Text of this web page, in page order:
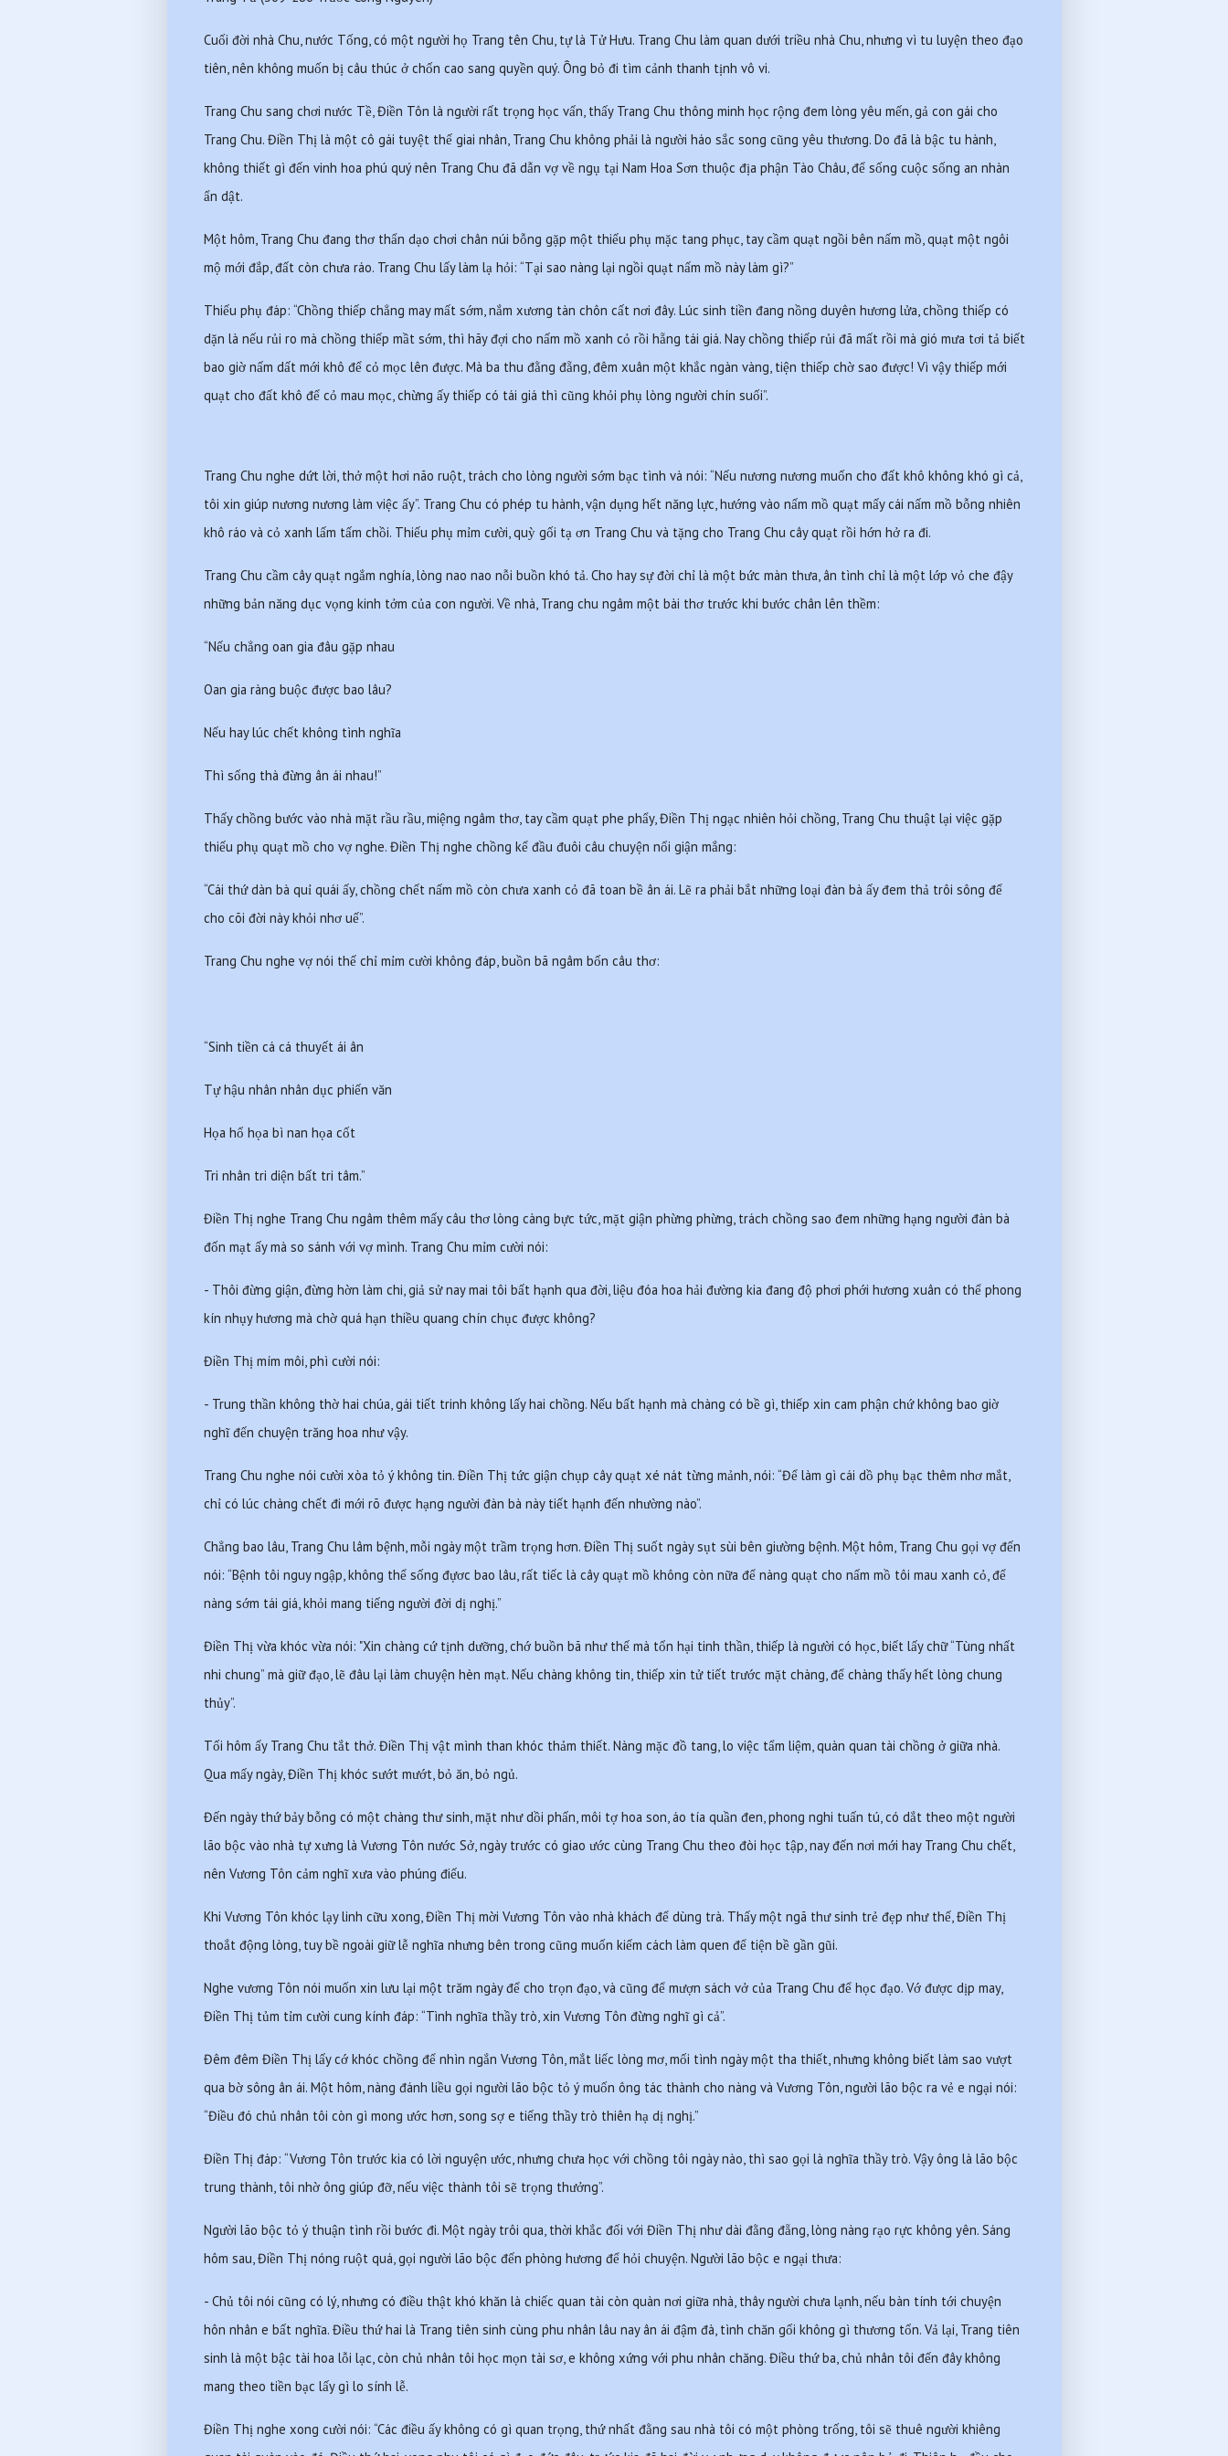
Cuối đời nhà Chu, nước Tống, có một người họ Trang tên Chu, tự là Tử Hưu. Trang Chu làm quan dưới triều nhà Chu, nhưng vì tu luyện theo đạo
tiên, nên không muốn bị câu thúc ở chốn cao sang quyền quý. Ông bỏ đi tìm cảnh thanh tịnh vô vi.
Trang Chu sang chơi nước Tề, Điền Tôn là người rất trọng học vấn, thấy Trang Chu thông minh học rộng đem lòng yêu mến, gả con gái cho
Trang Chu. Điền Thị là một cô gái tuyệt thế giai nhân, Trang Chu không phải là người háo sắc song cũng yêu thương. Do đã là bậc tu hành,
không thiết gì đến vinh hoa phú quý nên Trang Chu đã dẫn vợ về ngụ tại Nam Hoa Sơn thuộc địa phận Tào Châu, để sống cuộc sống an nhàn
ẩn dật.
Một hôm, Trang Chu đang thơ thẩn dạo chơi chân núi bỗng gặp một thiếu phụ mặc tang phục, tay cầm quạt ngồi bên nấm mồ, quạt một ngôi
mộ mới đắp, đất còn chưa ráo. Trang Chu lấy làm lạ hỏi: “Tại sao nàng lại ngồi quạt nấm mồ này làm gì?”
Thiếu phụ đáp: “Chồng thiếp chẳng may mất sớm, nắm xương tàn chôn cất nơi đây. Lúc sinh tiền đang nồng duyên hương lửa, chồng thiếp có
dặn là nếu rủi ro mà chồng thiếp mầt sớm, thì hãy đợi cho nấm mồ xanh cỏ rồi hẵng tái giá. Nay chồng thiếp rủi đã mất rồi mà gió mưa tơi tả biết
bao giờ nấm dất mới khô để cỏ mọc lên được. Mà ba thu đằng đẵng, đêm xuân một khắc ngàn vàng, tiện thiếp chờ sao được! Vì vậy thiếp mới
quạt cho đất khô để cỏ mau mọc, chừng ấy thiếp có tái giá thì cũng khỏi phụ lòng người chín suối”.
Trang Chu nghe dứt lời, thở một hơi não ruột, trách cho lòng người sớm bạc tình và nói: “Nếu nương nương muốn cho đất khô không khó gì cả,
tôi xin giúp nương nương làm việc ấy”. Trang Chu có phép tu hành, vận dụng hết năng lực, hướng vào nấm mồ quạt mấy cái nấm mồ bỗng nhiên
khô ráo và cỏ xanh lấm tấm chồi. Thiếu phụ mỉm cười, quỳ gối tạ ơn Trang Chu và tặng cho Trang Chu cây quạt rồi hớn hở ra đi.
Trang Chu cầm cây quạt ngắm nghía, lòng nao nao nỗi buồn khó tả. Cho hay sự đời chỉ là một bức màn thưa, ân tình chỉ là một lớp vỏ che đậy
những bản năng dục vọng kinh tởm của con người. Về nhà, Trang chu ngâm một bài thơ trước khi bước chân lên thềm:
“Nếu chẳng oan gia đâu gặp nhau
Oan gia ràng buộc được bao lâu?
Nếu hay lúc chết không tình nghĩa
Thì sống thà đừng ân ái nhau!”
Thấy chồng bước vào nhà mặt rầu rầu, miệng ngâm thơ, tay cầm quạt phe phẩy, Điền Thị ngạc nhiên hỏi chồng, Trang Chu thuật lại việc gặp
thiếu phụ quạt mồ cho vợ nghe. Điền Thị nghe chồng kể đầu đuôi câu chuyện nổi giận mắng:
“Cái thứ dàn bà quỉ quái ấy, chồng chết nấm mồ còn chưa xanh cỏ đã toan bề ân ái. Lẽ ra phải bắt những loại đàn bà ấy đem thả trôi sông để
cho cõi đời này khỏi nhơ uế”.
Trang Chu nghe vợ nói thế chỉ mỉm cười không đáp, buồn bã ngâm bốn câu thơ:
“Sinh tiền cá cá thuyết ái ân
Tự hậu nhân nhân dục phiến văn
Họa hổ họa bì nan họa cốt
Tri nhân tri diện bất tri tâm.”
Điền Thị nghe Trang Chu ngâm thêm mấy câu thơ lòng càng bực tức, mặt giận phừng phừng, trách chồng sao đem những hạng người đàn bà
đốn mạt ấy mà so sánh với vợ mình. Trang Chu mỉm cười nói:
- Thôi đừng giận, đừng hờn làm chi, giả sử nay mai tôi bất hạnh qua đời, liệu đóa hoa hải đường kia đang độ phơi phới hương xuân có thể phong
kín nhụy hương mà chờ quá hạn thiều quang chín chục được không?
Điền Thị mím môi, phì cười nói:
- Trung thần không thờ hai chúa, gái tiết trinh không lấy hai chồng. Nếu bất hạnh mà chàng có bề gì, thiếp xin cam phận chứ không bao giờ
nghĩ đến chuyện trăng hoa như vậy.
Trang Chu nghe nói cười xòa tỏ ý không tin. Điền Thị tức giận chụp cây quạt xé nát từng mảnh, nói: “Để làm gì cái dồ phụ bạc thêm nhơ mắt,
chỉ có lúc chàng chết đi mới rõ được hạng người đàn bà này tiết hạnh đến nhường nào”.
Chẳng bao lâu, Trang Chu lâm bệnh, mỗi ngày một trầm trọng hơn. Điền Thị suốt ngày sụt sùi bên giường bệnh. Một hôm, Trang Chu gọi vợ đến
nói: “Bệnh tôi nguy ngập, không thể sống đựơc bao lâu, rất tiếc là cây quạt mồ không còn nữa để nàng quạt cho nấm mồ tôi mau xanh cỏ, để
nàng sớm tái giá, khỏi mang tiếng người đời dị nghị.”
Điền Thị vừa khóc vừa nói: "Xin chàng cứ tịnh dưỡng, chớ buồn bã như thế mà tổn hại tinh thần, thiếp là người có học, biết lấy chữ “Tùng nhất
nhi chung” mà giữ đạo, lẽ đâu lại làm chuyện hèn mạt. Nếu chàng không tin, thiếp xin tử tiết trước mặt chàng, để chàng thấy hết lòng chung
thủy”.
Tối hôm ấy Trang Chu tắt thở. Điền Thị vật mình than khóc thảm thiết. Nàng mặc đồ tang, lo việc tẩm liệm, quàn quan tài chồng ở giữa nhà.
Qua mấy ngày, Điền Thị khóc sướt mướt, bỏ ăn, bỏ ngủ.
Đến ngày thứ bảy bỗng có một chàng thư sinh, mặt như dồi phấn, môi tợ hoa son, áo tía quần đen, phong nghi tuấn tú, có dắt theo một người
lão bộc vào nhà tự xưng là Vương Tôn nước Sở, ngày trước có giao ước cùng Trang Chu theo đòi học tập, nay đến nơi mới hay Trang Chu chết,
nên Vương Tôn cảm nghĩ xưa vào phúng điếu.
Khi Vương Tôn khóc lạy linh cữu xong, Điền Thị mời Vương Tôn vào nhà khách để dùng trà. Thấy một ngã thư sinh trẻ đẹp như thế, Điền Thị
thoắt động lòng, tuy bề ngoài giữ lễ nghĩa nhưng bên trong cũng muốn kiếm cách làm quen để tiện bề gần gũi.
Nghe vương Tôn nói muốn xin lưu lại một trăm ngày để cho trọn đạo, và cũng để mượn sách vở của Trang Chu để học đạo. Vớ được dịp may,
Điền Thị tủm tỉm cười cung kính đáp: “Tình nghĩa thầy trò, xin Vương Tôn đừng nghĩ gì cả”.
Đêm đêm Điền Thị lấy cớ khóc chồng để nhìn ngắn Vương Tôn, mắt liếc lòng mơ, mối tình ngày một tha thiết, nhưng không biết làm sao vượt
qua bờ sông ân ái. Một hôm, nàng đánh liều gọi người lão bộc tỏ ý muốn ông tác thành cho nàng và Vương Tôn, người lão bộc ra vẻ e ngại nói:
“Điều đó chủ nhân tôi còn gì mong ước hơn, song sợ e tiếng thầy trò thiên hạ dị nghị.”
Điền Thị đáp: “Vương Tôn trước kia có lời nguyện ước, nhưng chưa học với chồng tôi ngày nào, thì sao gọi là nghĩa thầy trò. Vậy ông là lão bộc
trung thành, tôi nhờ ông giúp đỡ, nếu việc thành tôi sẽ trọng thưởng”.
Người lão bộc tỏ ý thuận tình rồi bước đi. Một ngày trôi qua, thời khắc đối với Điền Thị như dài đằng đẵng, lòng nàng rạo rực không yên. Sáng
hôm sau, Điền Thị nóng ruột quá, gọi người lão bộc đến phòng hương để hỏi chuyện. Người lão bộc e ngại thưa:
- Chủ tôi nói cũng có lý, nhưng có điều thật khó khăn là chiếc quan tài còn quàn nơi giữa nhà, thây người chưa lạnh, nếu bàn tính tới chuyện
hôn nhân e bất nghĩa. Điều thứ hai là Trang tiên sinh cùng phu nhân lâu nay ân ái đậm đà, tình chăn gối không gì thương tổn. Vả lại, Trang tiên
sinh là một bậc tài hoa lỗi lạc, còn chủ nhân tôi học mọn tài sơ, e không xứng với phu nhân chăng. Điều thứ ba, chủ nhân tôi đến đây không
mang theo tiền bạc lấy gì lo sính lễ.
Điền Thị nghe xong cười nói: “Các điều ấy không có gì quan trọng, thứ nhất đằng sau nhà tôi có một phòng trống, tôi sẽ thuê người khiêng